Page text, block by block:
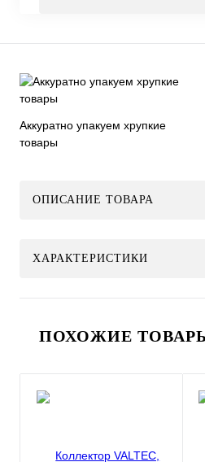
Аккуратно упакуем хрупкие
товары
ОПИСАНИЕ ТОВАРА
ХАРАКТЕРИСТИКИ
ПОХОЖИЕ